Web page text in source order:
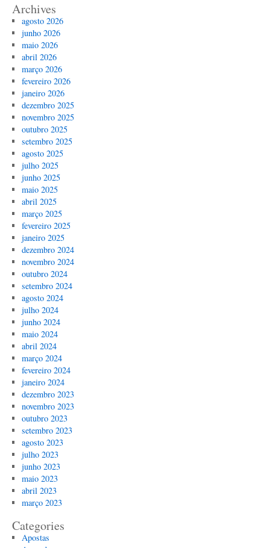
Archives
agosto 2026
junho 2026
maio 2026
abril 2026
março 2026
fevereiro 2026
janeiro 2026
dezembro 2025
novembro 2025
outubro 2025
setembro 2025
agosto 2025
julho 2025
junho 2025
maio 2025
abril 2025
março 2025
fevereiro 2025
janeiro 2025
dezembro 2024
novembro 2024
outubro 2024
setembro 2024
agosto 2024
julho 2024
junho 2024
maio 2024
abril 2024
março 2024
fevereiro 2024
janeiro 2024
dezembro 2023
novembro 2023
outubro 2023
setembro 2023
agosto 2023
julho 2023
junho 2023
maio 2023
abril 2023
março 2023
Categories
Apostas